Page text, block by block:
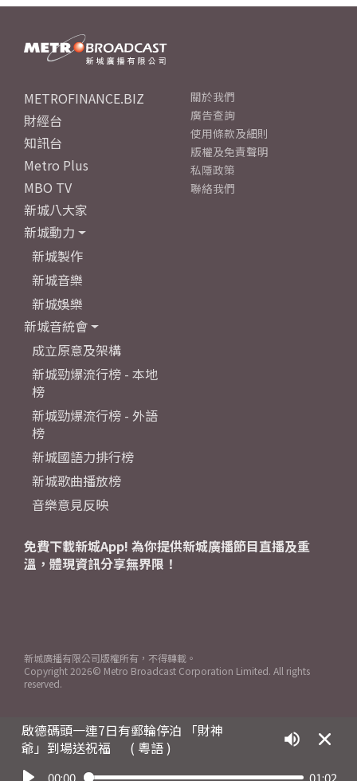
啟德碼頭一連7日有郵輪停泊 「財神
爺」到場送祝福
( 粵語 )
00:00 01:02
METROFINANCE.BIZ
財經台
知訊台
Metro Plus
MBO TV
新城八大家
新城動力
新城製作
新城音樂
新城娛樂
新城音統會
成立原意及架構
新城勁爆流行榜 - 本地
榜
新城勁爆流行榜 - 外語
榜
新城國語力排行榜
新城歌曲播放榜
音樂意見反映
關於我們
廣告查詢
使用條款及細則
版權及免責聲明
私隱政策
聯絡我們
免費下載新城App! 為你提供新城廣播節目直播及重
溫，體現資訊分享無界限！
新城廣播有限公司版權所有，不得轉載。
Copyright 2026© Metro Broadcast Corporation Limited. All rights
reserved.